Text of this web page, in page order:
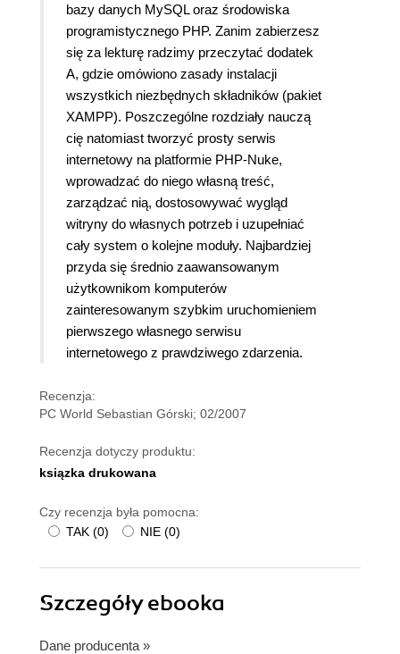
bazy danych MySQL oraz środowiska
programistycznego PHP. Zanim zabierzesz
się za lekturę radzimy przeczytać dodatek
A, gdzie omówiono zasady instalacji
wszystkich niezbędnych składników (pakiet
XAMPP). Poszczególne rozdziały nauczą
cię natomiast tworzyć prosty serwis
internetowy na platformie PHP-Nuke,
wprowadzać do niego własną treść,
zarządzać nią, dostosowywać wygląd
witryny do własnych potrzeb i uzupełniać
cały system o kolejne moduły. Najbardziej
przyda się średnio zaawansowanym
użytkownikom komputerów
zainteresowanym szybkim uruchomieniem
pierwszego własnego serwisu
internetowego z prawdziwego zdarzenia.
Recenzja:
PC World Sebastian Górski; 02/2007
Recenzja dotyczy produktu:
ksiązka drukowana
Czy recenzja była pomocna:
TAK (0) NIE (0)
Szczegółyebooka
Dane producenta »